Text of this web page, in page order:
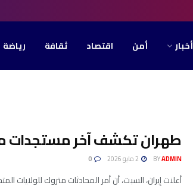
أخبار أمن اقتصاد ثقافة رياضة
طهران تكشف آخر مستجدات
BYADMIN
أعلنت إيران، السبت، أن أمر المحادثات متروك للولايات